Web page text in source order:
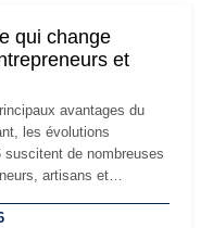
qui change
et
avantages du
les évolutions
suscitent de nombreuses
artisans et
TVA : les règles